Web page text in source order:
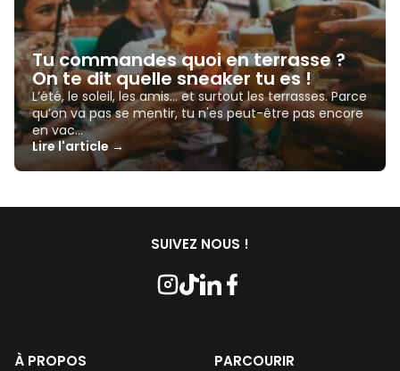
Tu commandes quoi en terrasse ?
On te dit quelle sneaker tu es !
L’été, le soleil, les amis… et surtout les terrasses. Parce
qu’on va pas se mentir, tu n'es peut-être pas encore
en vac…
Lire l'article →
SUIVEZ NOUS !
À PROPOS PARCOURIR